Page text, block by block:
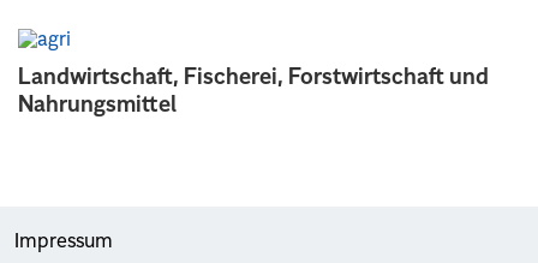
Landwirtschaft, Fischerei, Forstwirtschaft und
Nahrungsmittel
Impressum